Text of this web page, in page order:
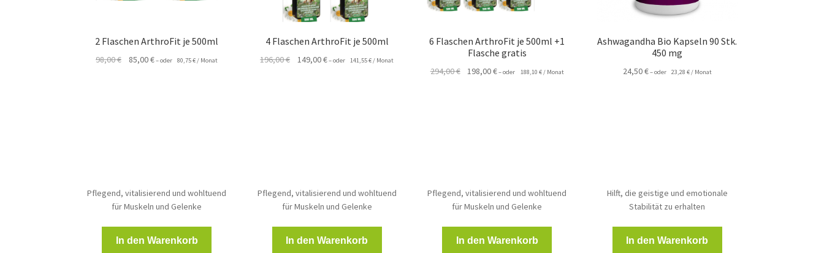
2 Flaschen ArthroFit je 500ml
98,00€
Ursprünglicher
85,00€Aktueller
–oder 80,75€/ Monat
Pflegend, vitalisierend und wohltuend
für Muskeln und Gelenke
In den Warenkorb
4 Flaschen ArthroFit je 500ml
196,00€
Ursprünglicher
149,00€Aktueller
–oder 141,55€/ Monat
Pflegend, vitalisierend und wohltuend
für Muskeln und Gelenke
In den Warenkorb
6 Flaschen ArthroFit je 500ml +1
Flasche gratis
294,00€
Ursprünglicher
198,00€Aktueller
–oder 188,10 €/ Monat
Pflegend, vitalisierend und wohltuend
für Muskeln und Gelenke
In den Warenkorb
Ashwagandha Bio Kapseln 90 Stk.
450 mg
24,50€–oder 23,28€/ Monat
Hilft, die geistige und emotionale
Stabilität zu erhalten
In den Warenkorb